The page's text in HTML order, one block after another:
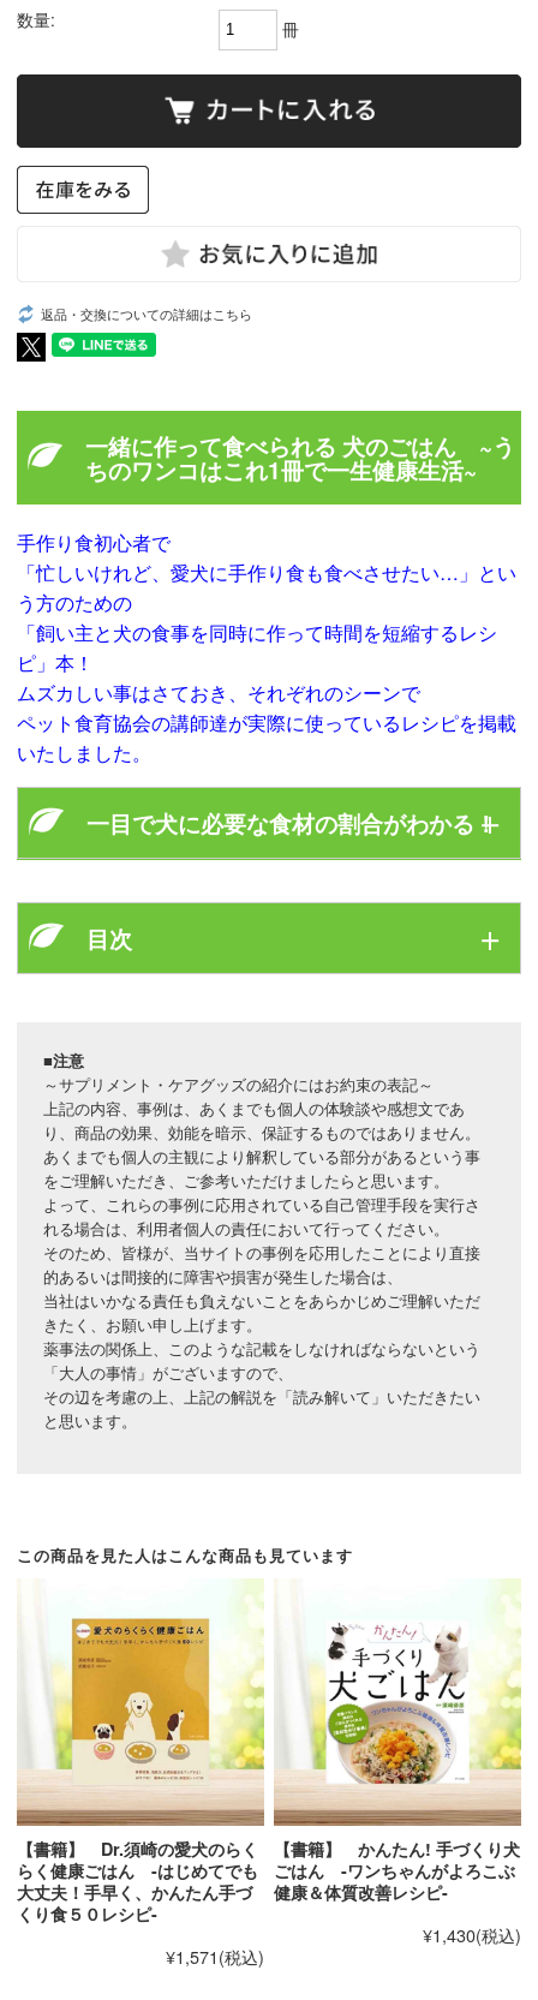
数量: 冊
返品・交換についての詳細はこちら
一緒に作って食べられる 犬のごはん ~う
ちのワンコはこれ1冊で一生健康生活~
手作り食初心者で
「忙しいけれど、愛犬に手作り食も食べさせたい…」とい
う方のための
「飼い主と犬の食事を同時に作って時間を短縮するレシ
ピ」本！
ムズカしい事はさておき、それぞれのシーンで
ペット食育協会の講師達が実際に使っているレシピを掲載
いたしました。
一目で犬に必要な食材の割合がわかる！
●栄養バランスをチェックできる【食材早見表】
●犬の体重に合わせた食事量
●食事量の計算で気を付けること
・離乳期
・成長期
・成犬期
・老犬期
●犬に食べさせられる食材
●実はＮＧじゃない食材
●安全な犬ご飯のための５つのポイント
●手作り食についてのＱ＆Ａ
●毎日の献立に使える定番レシピ
●不調の原因を取り除く病気予防レシピ
●すぐにできるらくらくお手軽レシピ
●特別な日に楽しみたいイベントレシピ
●フードボウルの選び方
記載ミスがあることが発覚しまし
た…。
Ｐ.８の基本計算式で、１０kgの犬の例の「体重別換
算指数」が２０kgの犬の数値【２.８】になっており
ます。
正しくは【１.７】です。これは、私のチェックミスな
ので、本当にごめんなさい。
そんなミスはあるものの、初心者の方にはわかりやす
いイラストや表もございますので、ぜひ、ご活用いた
だきたい１冊です。
愛犬の手作りごはんは、難解な栄養学をマスターしな
いと実践出来ないようなものではございません。
目次
犬の健康の第１は飼い主さんの笑顔
ｃｈａｐｔｅｒ １ 犬のための手作り食の
基礎知識
・ＰＡＲＴ１犬の体重に合わせた食事量
・ＰＡＲＴ２犬種別ライフステージ表
・ＰＡＲＴ３ライフステージごとの食事ポイント
・ＰＡＲＴ４犬にとってもおいしい食材
・ＰＡＲＴ５食べさせてはいけないＮＧ食材
・ＰＡＲＴ６手作り食についてのＱ＆Ａ
・ ＰＡＲＴ７ 簡単な調理の流れを把握する
・ＰＡＲＴ８５つのポイントをチェック
・かぼちゃと豚肉のさつま汁
・豚肉のトマト煮
・カフェ風タコライス
・アジのさんが焼き
・パン耳ピザとサンドイッチ
・ブリ大根
・ゴーヤ入り豚汁
・しょうが焼き
・お揃い焼きそば
・チキンクリーム煮
・牛肉と彩り野菜のポトフ
・鮭のムニエル野菜あんかけ
■注意
～サプリメント・ケアグッズの紹介にはお約束の表記～
上記の内容、事例は、あくまでも個人の体験談や感想文であ
り、商品の効果、効能を暗示、保証するものではありません。
あくまでも個人の主観により解釈している部分があるという事
をご理解いただき、ご参考いただけましたらと思います。
よって、これらの事例に応用されている自己管理手段を実行さ
れる場合は、利用者個人の責任において行ってください。
そのため、皆様が、当サイトの事例を応用したことにより直接
的あるいは間接的に障害や損害が発生した場合は、
当社はいかなる責任も負えないことをあらかじめご理解いただ
きたく、お願い申し上げます。
薬事法の関係上、このような記載をしなければならないという
「大人の事情」がございますので、
その辺を考慮の上、上記の解説を「読み解いて」いただきたい
と思います。
この商品を見た人はこんな商品も見ています
【書籍】 Dr.須崎の愛犬のらく
らく健康ごはん -はじめてでも
大丈夫！手早く、かんたん手づ
くり食５０レシピ-
¥1,571(税込)
【書籍】 かんたん! 手づくり犬
ごはん -ワンちゃんがよろこぶ
健康＆体質改善レシピ-
¥1,430(税込)